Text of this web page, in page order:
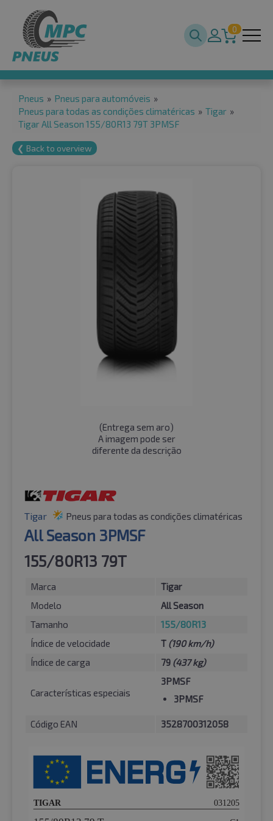
0
Pneus » Pneus para automóveis »
Pneus para todas as condições climatéricas » Tigar »
Tigar All Season 155/80R13 79T 3PMSF
❮ Back to overview
(Entrega sem aro)
A imagem pode ser
diferente da descrição
Tigar Pneus para todas as condições climatéricas
All Season 3PMSF
155/80R13 79T
Marca
Tigar
Modelo
All Season
Tamanho
155/80R13
Índice de velocidade
T (190 km/h)
Índice de carga
79 (437 kg)
Características especiais
3PMSF
3PMSF
Código EAN 3528700312058